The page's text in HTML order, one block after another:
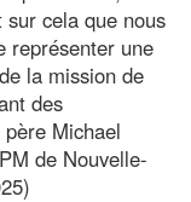
cela que nous
représenter une
la mission de
des
Michael
de Nouvelle-